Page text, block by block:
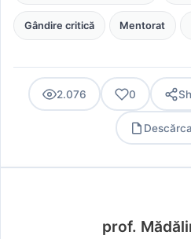
Gândire critică Mentorat
2.076 0
prof.